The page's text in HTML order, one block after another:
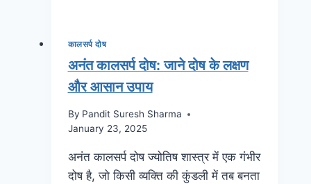
कालसर्प दोष
अनंत कालसर्प दोष: जाने दोष के लक्षण
और आसान उपाय
By Pandit Suresh Sharma
January 23, 2025
अनंत कालसर्प दोष ज्योतिष शास्त्र में एक गंभीर
दोष है, जो किसी व्यक्ति की कुंडली में तब बनता